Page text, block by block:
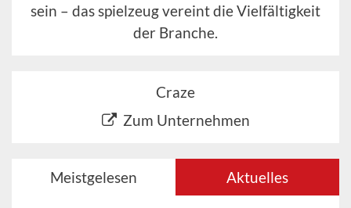
sein – das spielzeug vereint die Vielfältigkeit
der Branche.
Craze
Zum Unternehmen
Meistgelesen Aktuelles